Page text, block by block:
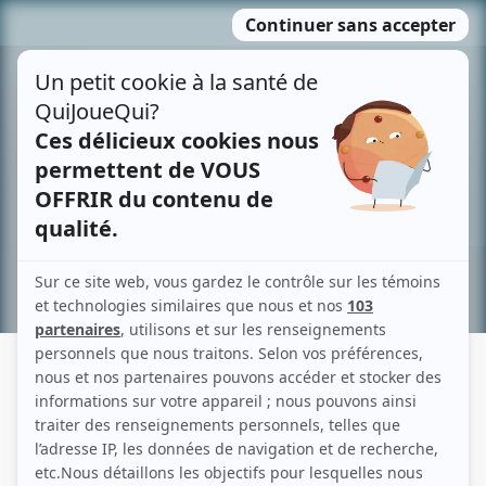
MENU
contenu
Recherche avancée »
DAVID AMIR HANNA
Liens
Fiche de David Amir Hanna sur Showbizz.net